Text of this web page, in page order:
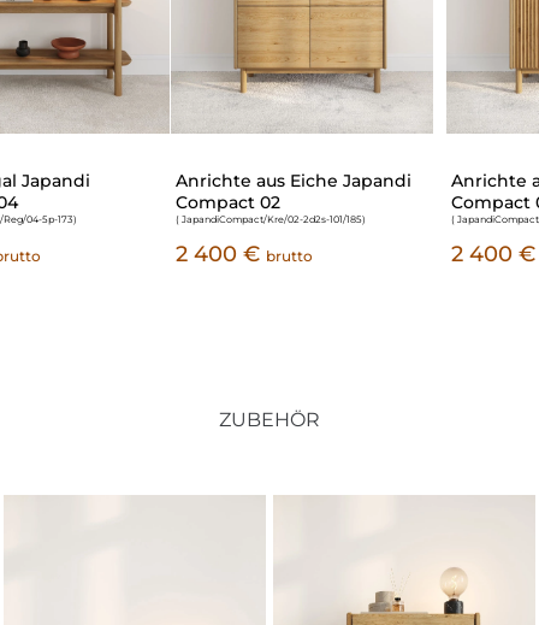
Anrichte aus Eiche Japandi
Compact 02
( JapandiCompact/Kre/02-2d2s-101/185)
2 400 €
Anrichte aus Eiche Japandi
( JapandiCompact/Kre/03-2d-101/185 )
2 400 €
ZUBEHÖR